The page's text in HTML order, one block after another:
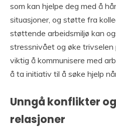
som kan hjelpe deg med å
situasjoner, og støtte fra
støttende arbeidsmiljø kan
stressnivået og øke
viktig å kommunisere med
å ta initiativ til å søke hjelp
Unngå konflikter
relasjoner